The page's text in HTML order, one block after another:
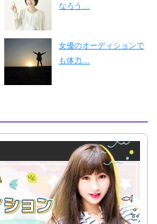
なろう…
女優のオーディションで
も体力…